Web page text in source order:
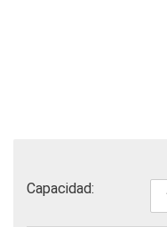
Capacidad: